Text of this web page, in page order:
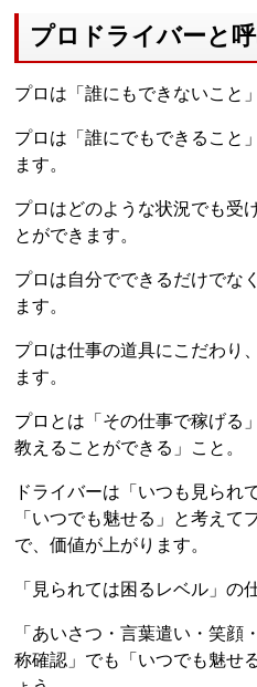
プロドライバーと
プロは「誰にもできないこと
プロは「誰にでもできること
ます。
プロはどのような状況でも受
とができます。
プロは自分でできるだけでな
ます。
プロは仕事の道具にこだわり
ます。
プロとは「その仕事で稼げる
教えることができる」こと。
ドライバーは「いつも見られ
「いつでも魅せる」と考えて
で、価値が上がります。
「見られては困るレベル」の
「あいさつ・言葉遣い・笑顔
称確認」でも「いつでも魅せ